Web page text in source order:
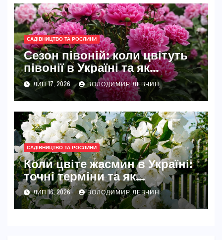
САДІВНИЦТВО ТА РОСЛИНИ
Сезон півоній: коли цвітуть
півонії в Україні та як
розкрити їхню повну красу
ЛИП 17, 2026 ВОЛОДИМИР ЛЕВЧИН
САДІВНИЦТВО ТА РОСЛИНИ
Коли цвіте жасмин в Україні:
точні терміни та як
забезпечити рясне цвітіння
ЛИП 16, 2026 ВОЛОДИМИР ЛЕВЧИН